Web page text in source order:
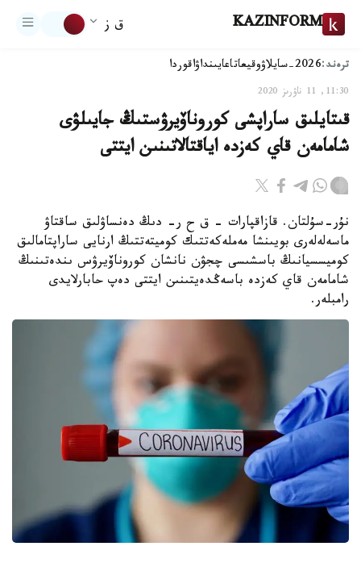
KAZINFORM ق ز
ترەند:2026-سايلاۋ وقيعاتاعايىنداۋاقوردا
11:30, 11 ناۋرىز 2020
قىتايلىق ساراپشى كوروناۆيرۋستىڭ جايىلۋى
شامامەن قاي كەزدە اياقتالاتىنىن ايتتى
نۇر-سۇلتان. قازاقپارات – ق ح ر- دىڭ دەنساۋلىق ساقتاۋ
ماسەلەلەرى بويىنشا مەملەكەتتىك كوميتەتتىڭ ارنايى ساراپتامالىق
كوميسسيانىڭ باسشىسى چجۋن نانشان كوروناۆيرۋس ىندەتىنىڭ
شامامەن قاي كەزدە باسەڭدەيتىنىن ايتتى دەپ حابارلايدى
رامبلەر.